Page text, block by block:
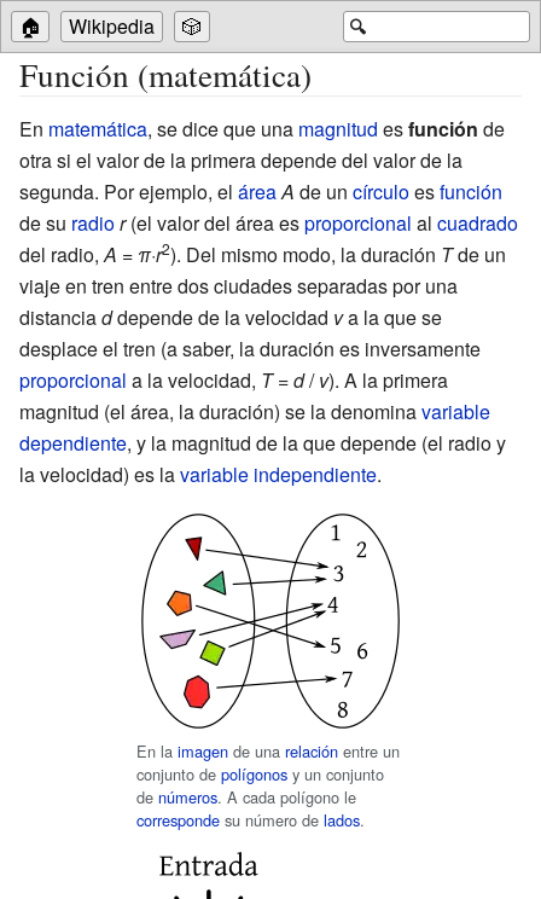
🔍
🏠 Wikipedia 🎲
Función (matemática)
En matemática, se dice que una magnitud esfunción de
otra si el valor de la primera depende del valor de la
segunda. Por ejemplo, el áreaA de un círculoesfunción
de su radior(el valor del área esproporcional al cuadrado
del radio, A = π·r2). Del mismo modo, la duración Tde un
viaje en tren entre dos ciudades separadas por una
distanciaddepende de la velocidad va la que se
desplace el tren (a saber, la duración es inversamente
proporcional a la velocidad, T=d/v). A la primera
magnitud (el área, la duración) se la denominavariable
dependiente, y la magnitud de la que depende (el radio y
la velocidad) es lavariable independiente.
En la imagen de una relación entre un
conjunto de polígonos y un conjunto
de números. A cada polígono le
corresponde su número de lados.